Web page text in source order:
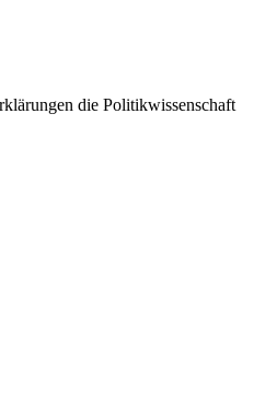
die Politikwissenschaft